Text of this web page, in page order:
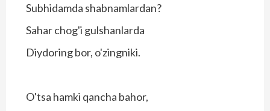
Subhidamda shabnamlardan?
Sahar chog'i gulshanlarda
Diydoring bor, o'zingniki.
O'tsa hamki qancha bahor,